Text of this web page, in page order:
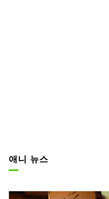
애니 뉴스